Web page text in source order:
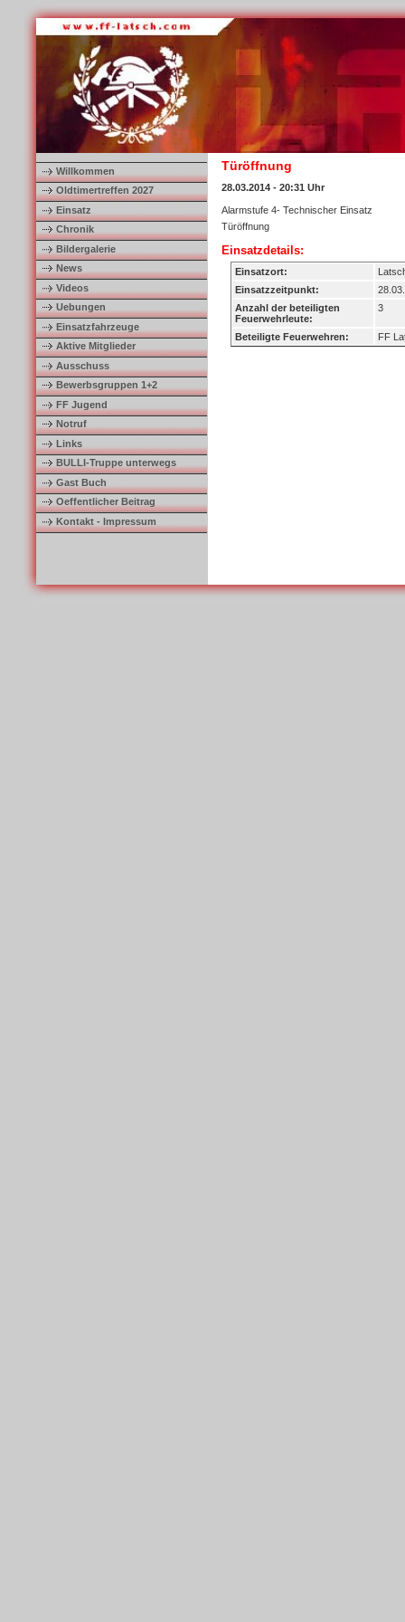
Willkommen
Oldtimertreffen 2027
Einsatz
Chronik
Bildergalerie
News
Videos
Uebungen
Einsatzfahrzeuge
Aktive Mitglieder
Ausschuss
Bewerbsgruppen 1+2
FF Jugend
Notruf
Links
BULLI-Truppe unterwegs
Gast Buch
Oeffentlicher Beitrag
Kontakt - Impressum
Türöffnung
28.03.2014 - 20:31 Uhr
Alarmstufe 4- Technischer Einsatz
Türöffnung
Einsatzdetails:
Einsatzort:
Einsatzzeitpunkt:
Anzahl der beteiligten
Feuerwehrleute:
3
Beteiligte Feuerwehren: FF